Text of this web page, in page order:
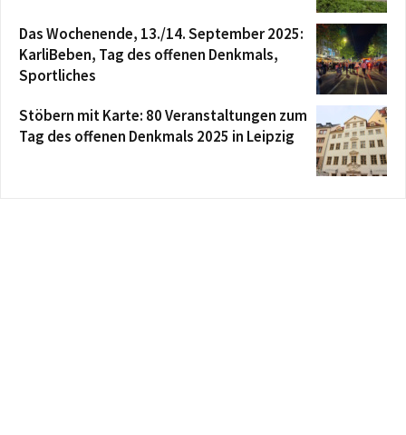
Das Wochenende, 13./14. September 2025:
KarliBeben, Tag des offenen Denkmals,
Sportliches
Stöbern mit Karte: 80 Veranstaltungen zum
Tag des offenen Denkmals 2025 in Leipzig